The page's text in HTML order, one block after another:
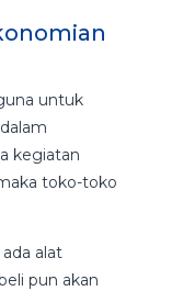
untuk
kegiatan
toko-toko
alat
pun akan